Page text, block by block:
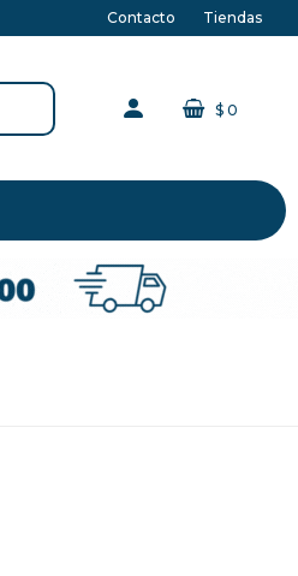
$ 0
Contacto Tiendas